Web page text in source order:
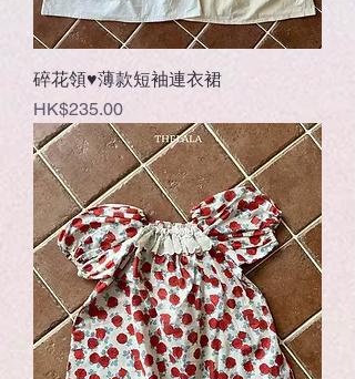
碎花領♥薄款短袖連衣裙
價格
HK$235.00